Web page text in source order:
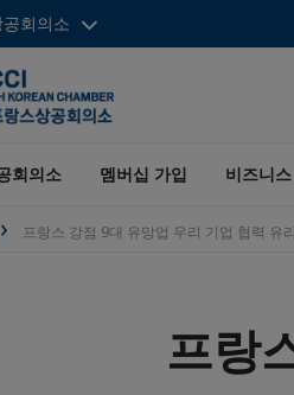
회의소
회의소 멤버십 가입 비즈니
프랑스 강점 9대 유망업 우리 기업 협력 유리
프랑